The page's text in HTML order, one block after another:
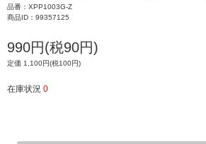
品番：XPP1003G-Z
商品ID：99357125
990円(税90円)
定価 1,100円(税100円)
在庫状況 0